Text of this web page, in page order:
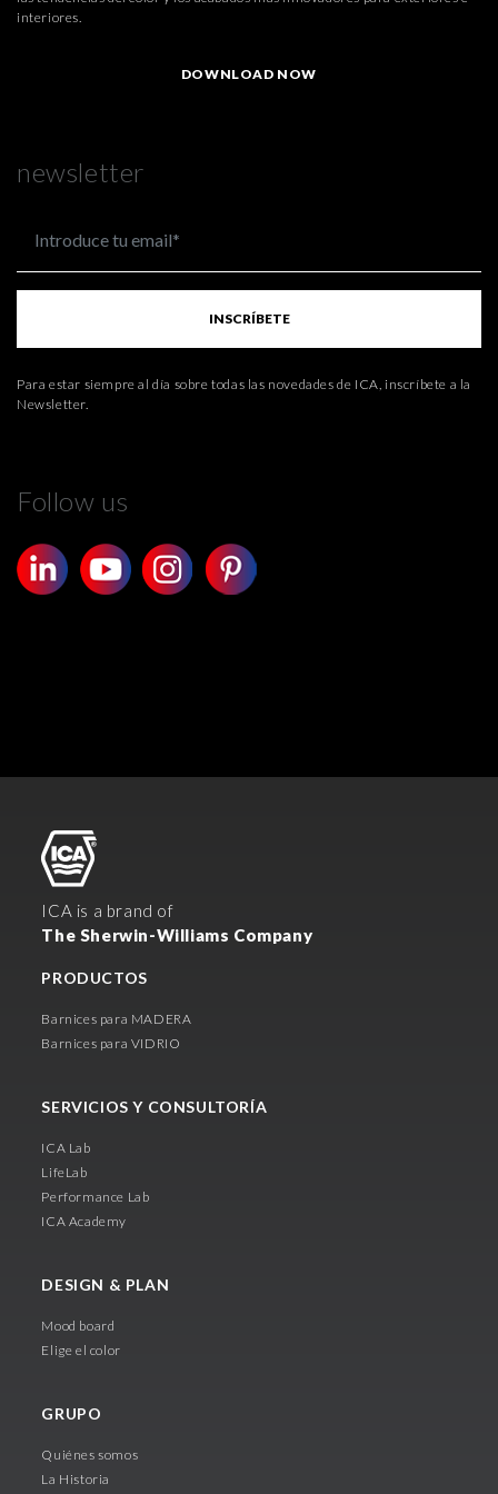
interiores.
DOWNLOAD NOW
newsletter
INSCRÍBETE
Para estar siempre al día sobre todas las novedades de ICA, inscríbete a la
Newsletter.
Follow us
ICA is a brand of
The Sherwin-Williams Company
PRODUCTOS
Barnices para MADERA
Barnices para VIDRIO
SERVICIOS Y CONSULTORÍA
ICA Lab
LifeLab
Performance Lab
ICA Academy
DESIGN & PLAN
Mood board
Elige el color
GRUPO
Quiénes somos
La Historia